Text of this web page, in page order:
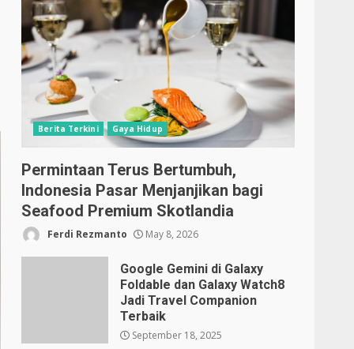
Berita Terkini Gaya Hidup
Permintaan Terus Bertumbuh,
Indonesia Pasar Menjanjikan bagi
Seafood Premium Skotlandia
Ferdi Rezmanto May 8, 2026
Google Gemini di Galaxy
Foldable dan Galaxy Watch8
Jadi Travel Companion
Terbaik
September 18, 2025